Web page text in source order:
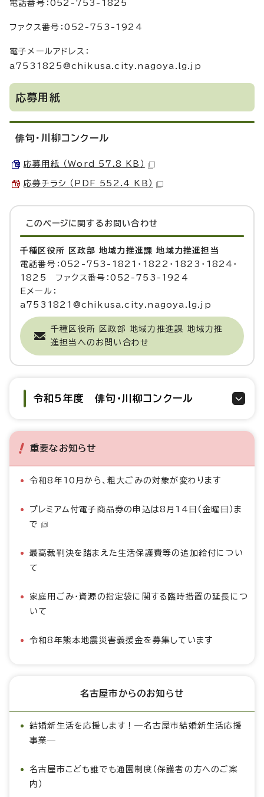
電話番号：052-753-1825
ファクス番号：052-753-1924
電子メールアドレス：
a7531825@chikusa.city.nagoya.lg.jp
応募用紙
俳句・川柳コンクール
応募用紙 （Word 57.8 KB）
応募チラシ （PDF 552.4 KB）
このページに関する お問い合わせ
千種区役所 区政部 地域力推進課 地域力推進担当
電話番号：052-753-1821・1822・1823・1824・
1825 ファクス番号：052-753-1924
Eメール：
a7531821@chikusa.city.nagoya.lg.jp
千種区役所 区政部 地域力推進課 地域力推
進担当へのお問い合わせ
令和5年度 俳句・川柳コンクール
重要なお知らせ
令和8年10月から、粗大ごみの対象が変わります
プレミアム付電子商品券の申込は8月14日（金曜日）ま
で
最高裁判決を踏まえた生活保護費等の追加給付につい
て
家庭用ごみ・資源の指定袋に関する臨時措置の延長につ
いて
令和8年熊本地震災害義援金を募集しています
名古屋市からのお知らせ
結婚新生活を応援します！―名古屋市結婚新生活応援
事業―
名古屋市こども誰でも通園制度（保護者の方へのご案
内）